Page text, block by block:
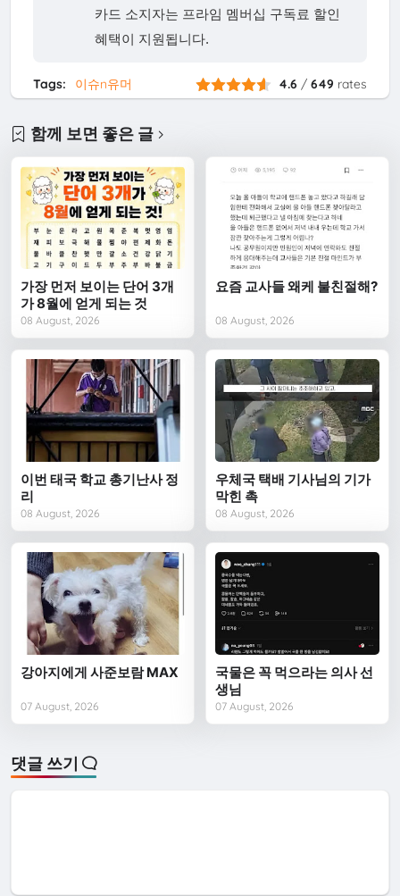
카드 소지자는 프라임 멤버십 구독료 할인
혜택이 지원됩니다.
Tags: 이슈n유머 4.6 /649 rates
함께 보면 좋은 글
가장 먼저 보이는 단어 3개
가 8월에 얻게 되는 것
08 August, 2026
요즘 교사들 왜케 불친절해?
08 August, 2026
이번 태국 학교 총기난사 정
리
08 August, 2026
우체국 택배 기사님의 기가
막힌 촉
08 August, 2026
강아지에게 사준보람 MAX
07 August, 2026
국물은 꼭 먹으라는 의사 선
생님
07 August, 2026
댓글 쓰기